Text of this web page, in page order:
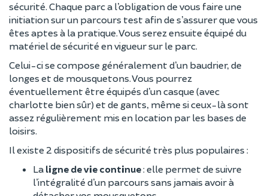
sécurité. Chaque parc a l’obligation de vous faire une
initiation sur un parcours test afin de s’assurer que vous
êtes aptes à la pratique. Vous serez ensuite équipé du
matériel de sécurité en vigueur sur le parc.
Celui-ci se compose généralement d’un baudrier, de
longes et de mousquetons. Vous pourrez
éventuellement être équipés d’un casque (avec
charlotte bien sûr) et de gants, même si ceux-là sont
assez régulièrement mis en location par les bases de
loisirs.
Il existe 2 dispositifs de sécurité très plus populaires :
La ligne de vie continue: elle permet de suivre
l’intégralité d’un parcours sans jamais avoir à